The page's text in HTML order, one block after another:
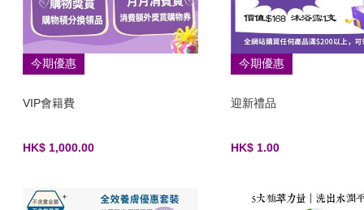
今期優惠
VIP會籍費
HK$ 1,000.00
今期優惠
迎新禮品
HK$ 1.00